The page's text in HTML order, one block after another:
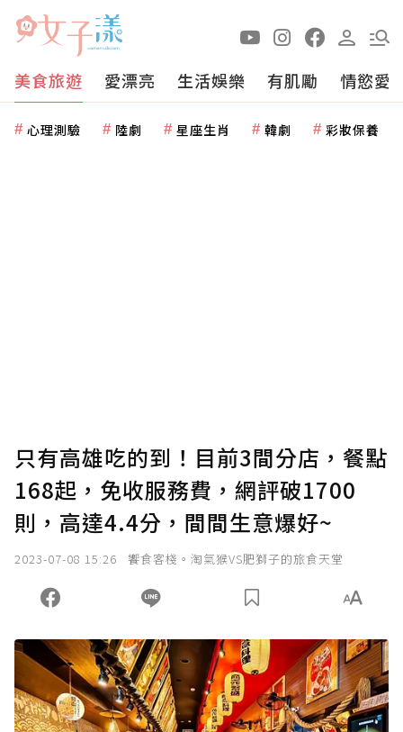
美食旅遊 愛漂亮 生活娛樂 有肌勵 情慾愛
心理測驗 陸劇 星座生肖 韓劇 彩妝保養
只有高雄吃的到！目前3間分店，餐點
168起，免收服務費，網評破1700
則，高達4.4分，間間生意爆好~
2023-07-08 15:26 饗食客棧。淘氣猴VS肥獅子的旅食天堂